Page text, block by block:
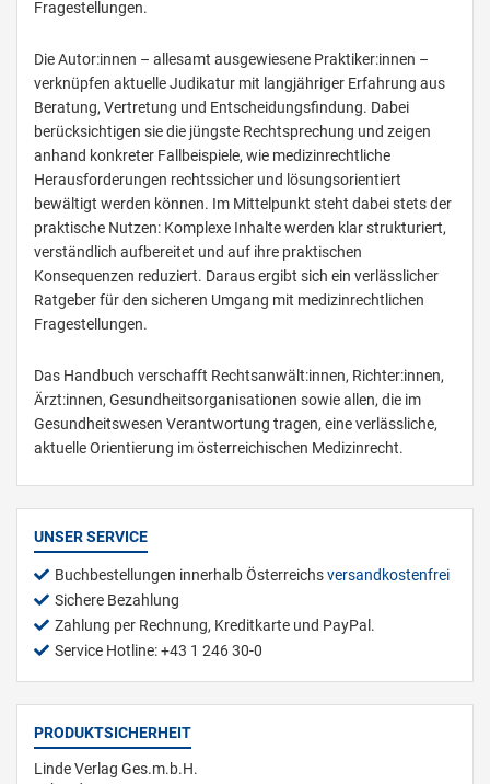
Fragestellungen.
Die Autor:innen – allesamt ausgewiesene Praktiker:innen –
verknüpfen aktuelle Judikatur mit langjähriger Erfahrung aus
Beratung, Vertretung und Entscheidungsfindung. Dabei
berücksichtigen sie die jüngste Rechtsprechung und zeigen
anhand konkreter Fallbeispiele, wie medizinrechtliche
Herausforderungen rechtssicher und lösungsorientiert
bewältigt werden können. Im Mittelpunkt steht dabei stets der
praktische Nutzen: Komplexe Inhalte werden klar strukturiert,
verständlich aufbereitet und auf ihre praktischen
Konsequenzen reduziert. Daraus ergibt sich ein verlässlicher
Ratgeber für den sicheren Umgang mit medizinrechtlichen
Fragestellungen.
Das Handbuch verschafft Rechtsanwält:innen, Richter:innen,
Ärzt:innen, Gesundheitsorganisationen sowie allen, die im
Gesundheitswesen Verantwortung tragen, eine verlässliche,
aktuelle Orientierung im österreichischen Medizinrecht.
UNSER SERVICE
Buchbestellungen innerhalb Österreichsversandkostenfrei
Sichere Bezahlung
Zahlung per Rechnung, Kreditkarte und PayPal.
Service Hotline: +43 1 246 30-0
PRODUKTSICHERHEIT
Linde Verlag Ges.m.b.H.